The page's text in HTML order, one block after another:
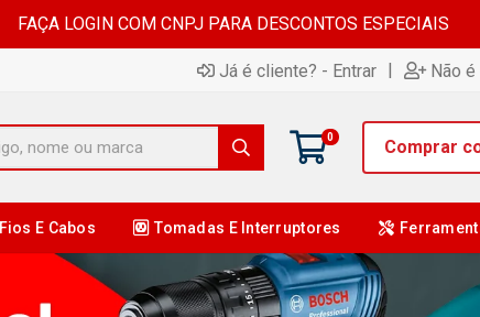
FAÇA LOGIN COM CNPJ PARA DESCONTOS ESPECIAIS
Já é cliente? - Entrar | Não
0 Comprar
Fios E Cabos Tomadas E Interruptores